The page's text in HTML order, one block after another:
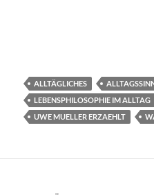
ALLTÄGLICHES
LEBENSPHILOSOPHIE IM ALLTAG
UWE MUELLER ERZAEHLT